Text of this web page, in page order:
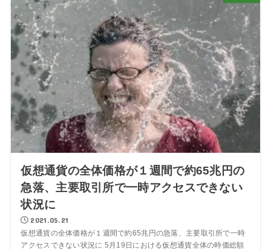
仮想通貨の全体価格が１週間で約65兆円の
急落、主要取引所で一時アクセスできない
状況に
2021.05.21
仮想通貨の全体価格が１週間で約65兆円の急落、主要取引所で一時
アクセスできない状況に 5月19日における仮想通貨全体の時価総額